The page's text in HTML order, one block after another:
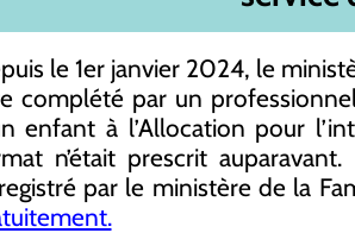
le 1er janvier 2024, le
complété par un
enfant à l’Allocation pour
n’était prescrit
par le ministère de la